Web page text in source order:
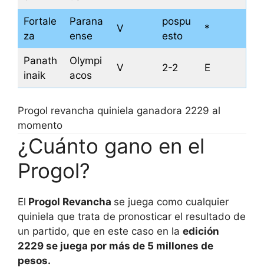
Fortale
za
Parana
ense
V
pospu
esto
*
Panath
inaik
Olympi
acos
V 2-2 E
Progol revancha quiniela ganadora 2229 al
momento
¿Cuánto gano en el
Progol?
El Progol Revancha se juega como cualquier
quiniela que trata de pronosticar el resultado de
un partido, que en este caso en la edición
2229 se juega por más de 5 millones de
pesos.